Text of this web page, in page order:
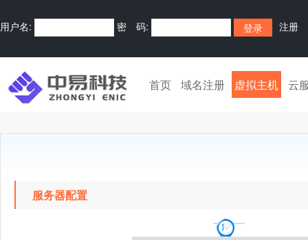
用户名: 密 码: 注册
首页 域名注册 虚拟主机 云
服务器配置